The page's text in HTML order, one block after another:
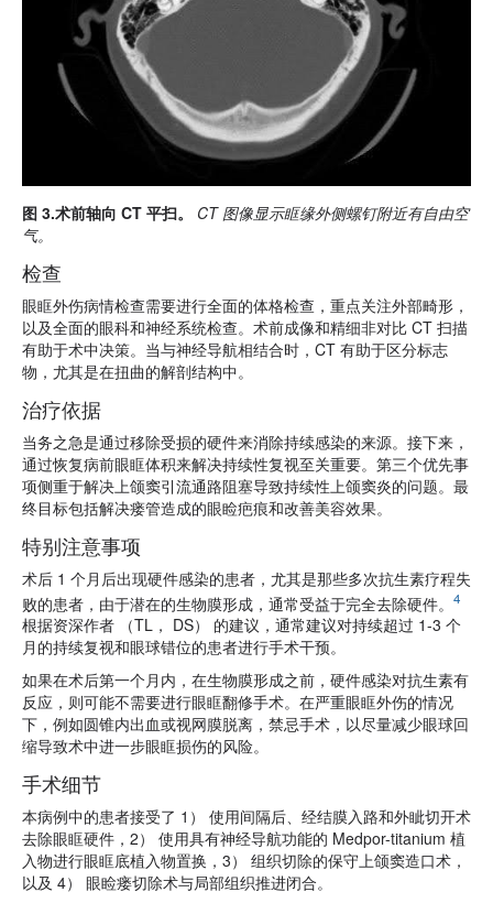
图 3.术前轴向 CT 平扫。 CT 图像显示眶缘外侧螺钉附近有自由空
气。
检查
眼眶外伤病情检查需要进行全面的体格检查，重点关注外部畸形，
以及全面的眼科和神经系统检查。术前成像和精细非对比 CT 扫描
有助于术中决策。当与神经导航相结合时，CT 有助于区分标志
物，尤其是在扭曲的解剖结构中。
治疗依据
当务之急是通过移除受损的硬件来消除持续感染的来源。接下来，
通过恢复病前眼眶体积来解决持续性复视至关重要。第三个优先事
项侧重于解决上颌窦引流通路阻塞导致持续性上颌窦炎的问题。最
终目标包括解决瘘管造成的眼睑疤痕和改善美容效果。
特别注意事项
术后 1 个月后出现硬件感染的患者，尤其是那些多次抗生素疗程失
败的患者，由于潜在的生物膜形成，通常受益于完全去除硬件。
4
根据资深作者 （TL， DS） 的建议，通常建议对持续超过 1-3 个
月的持续复视和眼球错位的患者进行手术干预。
如果在术后第一个月内，在生物膜形成之前，硬件感染对抗生素有
反应，则可能不需要进行眼眶翻修手术。在严重眼眶外伤的情况
下，例如圆锥内出血或视网膜脱离，禁忌手术，以尽量减少眼球回
缩导致术中进一步眼眶损伤的风险。
手术细节
本病例中的患者接受了 1） 使用间隔后、经结膜入路和外眦切开术
去除眼眶硬件，2） 使用具有神经导航功能的 Medpor-titanium 植
入物进行眼眶底植入物置换，3） 组织切除的保守上颌窦造口术，
以及 4） 眼睑瘘切除术与局部组织推进闭合。